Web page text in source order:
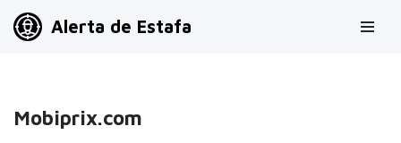
Alerta de Estafa
Mobiprix.com